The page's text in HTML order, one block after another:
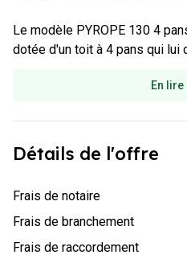
Le modèle PYROPE 130 4
dotée d'un toit à 4 pans qui lui
En lire
Détails de l'offre
Frais de notaire-
Frais de branchement-
Frais de raccordement-